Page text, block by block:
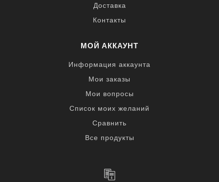
Доставка
Контакты
МОЙ АККАУНТ
Информация аккаунта
Мои заказы
Мои вопросы
Список моих желаний
Сравнить
Все продукты